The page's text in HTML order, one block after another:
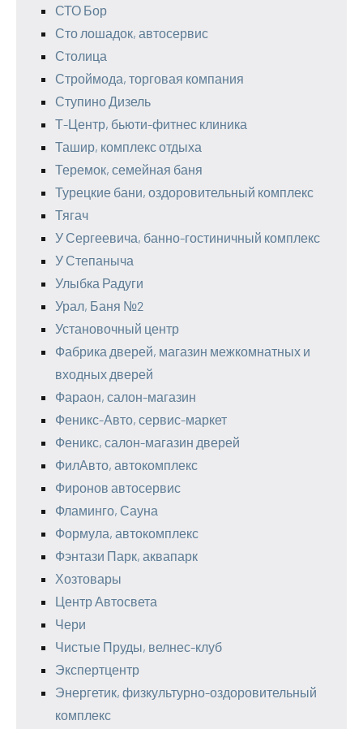
СТО Бор
Сто лошадок, автосервис
Столица
Строймода, торговая компания
Ступино Дизель
Т-Центр, бьюти-фитнес клиника
Ташир, комплекс отдыха
Теремок, семейная баня
Турецкие бани, оздоровительный комплекс
Тягач
У Сергеевича, банно-гостиничный комплекс
У Степаныча
Улыбка Радуги
Урал, Баня №2
Установочный центр
Фабрика дверей, магазин межкомнатных и
входных дверей
Фараон, салон-магазин
Феникс-Авто, сервис-маркет
Феникс, салон-магазин дверей
ФилАвто, автокомплекс
Фиронов автосервис
Фламинго, Сауна
Формула, автокомплекс
Фэнтази Парк, аквапарк
Хозтовары
Центр Автосвета
Чери
Чистые Пруды, велнес-клуб
Экспертцентр
Энергетик, физкультурно-оздоровительный
комплекс